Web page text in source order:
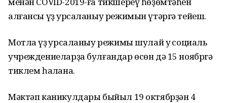
алғансы үҙ ҡурсаланыу режимын үтәргә тейеш.
Мотлаҡ үҙ ҡурсаланыу режимы шулай уҡ социаль
учреждениеларҙа булғандар өсөн дә 15 ноябргә
тиклем һаҡлана.
Мәктәп каникулдары быйыл 19 октябрҙән 4